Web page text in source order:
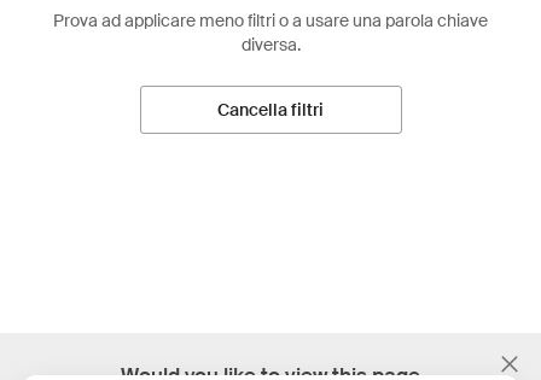
Prova ad applicare meno filtri o a usare una parola chiave
diversa.
Cancella filtri